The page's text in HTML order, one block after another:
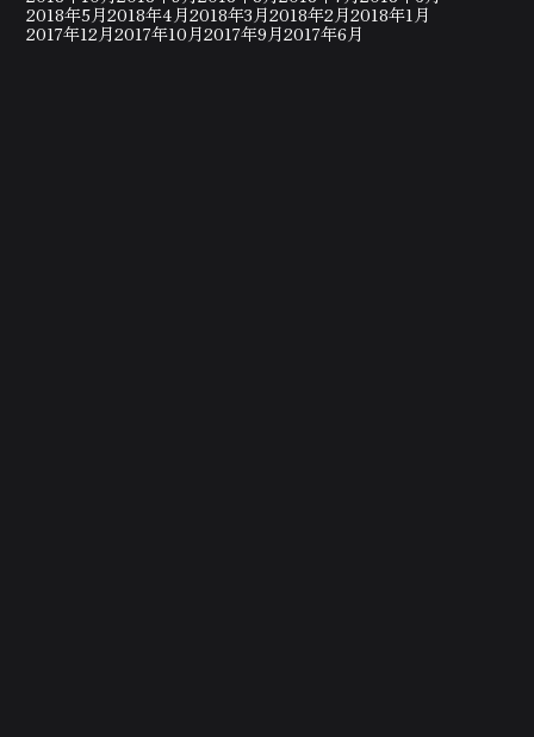
2018年5月2018年4月2018年3月2018年2月2018年1月
2017年12月2017年10月2017年9月2017年6月